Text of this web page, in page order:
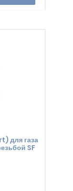
для газа
SF